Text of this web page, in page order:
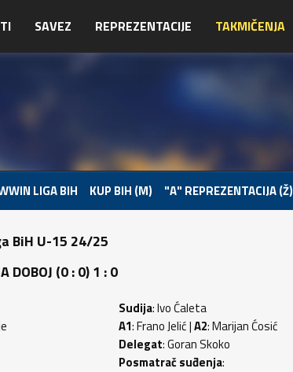
SAVEZ REPREZENTACIJE TAKMIČENJA
LIGA BIH KUP BIH (M) "A" REPREZENTACIJA (Ž)
BiH U-15 24/25
DOBOJ (0 : 0) 1 : 0
Sudija: Ivo Ćaleta
A1: Frano Jelić |A2: Marijan Ćosić
Delegat: Goran Skoko
Posmatrač suđenja: